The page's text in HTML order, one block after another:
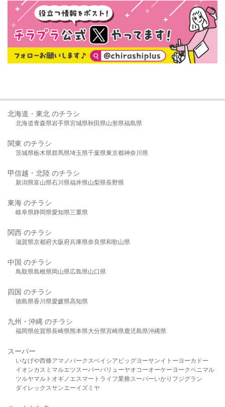
北海道・東北 のチラシ
北海道青森県岩手県宮城県秋田県山形県福島県
関東 のチラシ
茨城県栃木県群馬県埼玉県千葉県東京都神奈川県
甲信越・北陸 のチラシ
新潟県富山県石川県福井県山梨県長野県
東海 のチラシ
岐阜県静岡県愛知県三重県
関西 のチラシ
滋賀県京都府大阪府兵庫県奈良県和歌山県
中国 のチラシ
鳥取県島根県岡山県広島県山口県
四国 のチラシ
徳島県香川県愛媛県高知県
九州・沖縄 のチラシ
福岡県佐賀県長崎県熊本県大分県宮崎県鹿児島県沖縄県
スーパー
いなげや西條アマノパークスベイシア ビッグヨーサンイトーヨーカドー
イオンカスミ マルエツスーパーバリューヤオコーオーケー ヨークベニマル
ツルヤマルト オギノ エスマート ライフ業務スーパーいかり フジグラン
ダイレックスサンエーイズミヤ